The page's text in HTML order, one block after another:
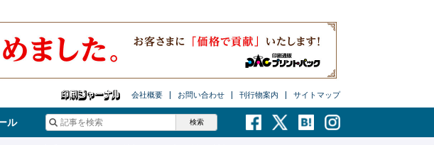
会社概要 お問い合わせ 刊行物案内 サイトマップ
ル